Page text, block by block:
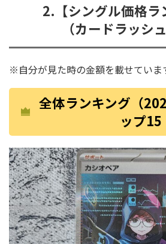
2.【シングル価格ラ
（カードラッシ
※自分が見た時の金額を載せていま
全体ランキング（
ップ15